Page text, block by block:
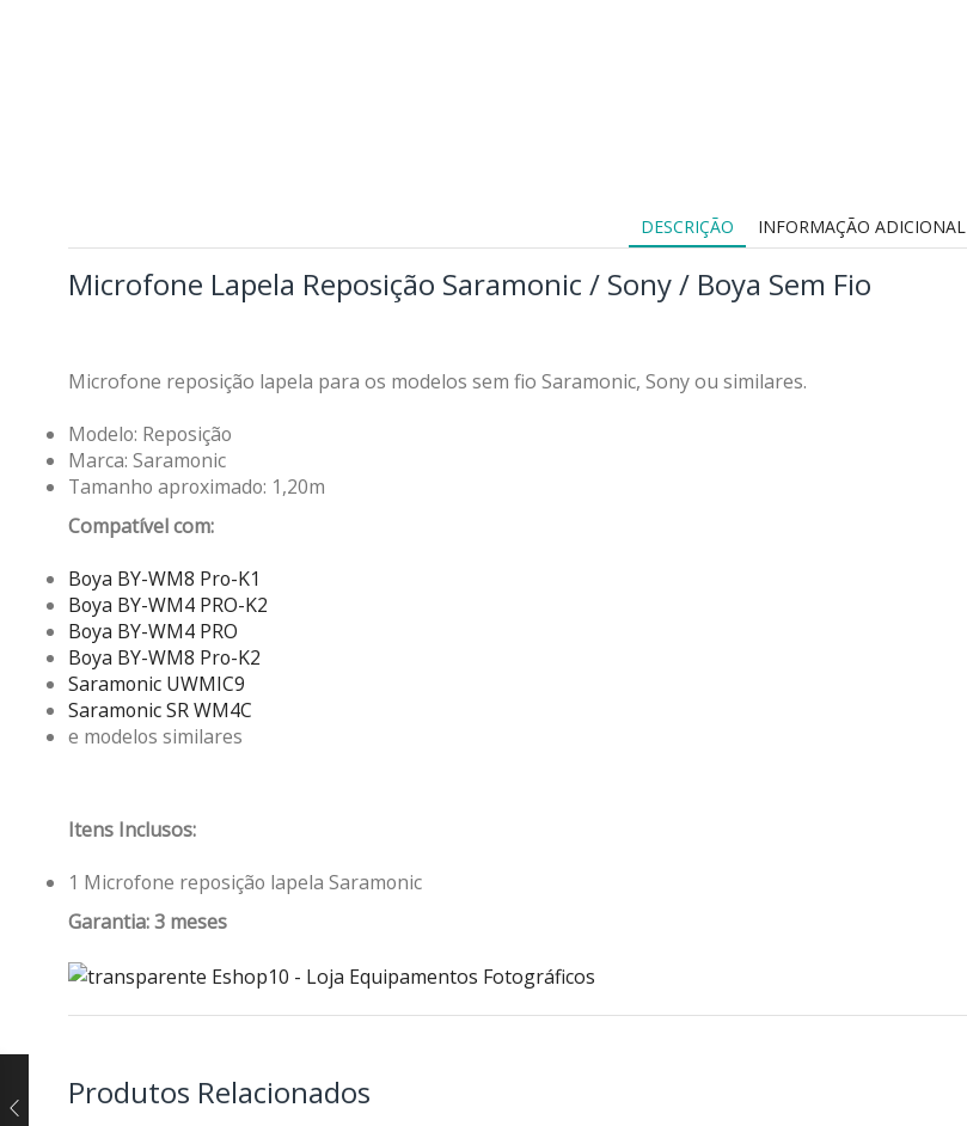
DESCRIÇÃO INFORMAÇÃO ADICIONAL
Microfone Lapela Reposição Saramonic / Sony / Boya Sem Fio
Microfone reposição lapela para os modelos sem fio Saramonic, Sony ou similares.
Modelo: Reposição
Marca: Saramonic
Tamanho aproximado: 1,20m
Compatível com:
Boya BY-WM8 Pro-K1
Boya BY-WM4 PRO-K2
Boya BY-WM4 PRO
Boya BY-WM8 Pro-K2
Saramonic UWMIC9
Saramonic SR WM4C
e modelos similares
Itens Inclusos:
1 Microfone reposição lapela Saramonic
Garantia: 3 meses
Produtos Relacionados